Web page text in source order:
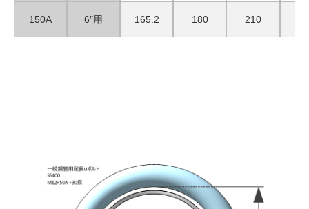
150A 6″用 165.2 180 210